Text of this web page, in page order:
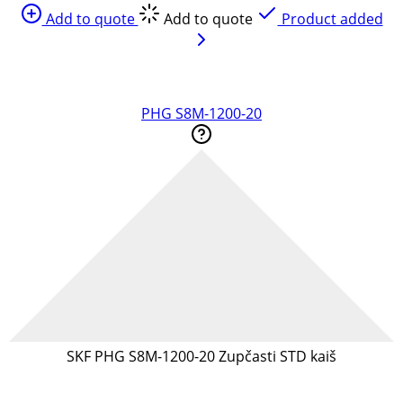
Add to quote
Add to quote Product added
PHG S8M-1200-20
SKF PHG S8M-1200-20 Zupčasti STD kaiš